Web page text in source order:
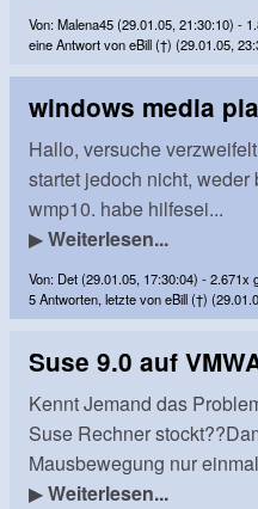
Von: Malena45 (29.01.05, 21:30:10) -
eine Antwort von eBill (†) (29.01.05,
windows media
Hallo, versuche
startet jedoch nicht,
wmp10. habe hilfesei...
▶Weiterlesen...
Von: Det (29.01.05, 17:30:04) - 2.671x
5 Antworten, letzte von eBill (†)
Suse 9.0 auf
Kennt Jemand das
Suse Rechner
Mausbewegung nur
▶Weiterlesen...